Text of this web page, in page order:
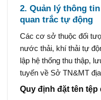
2. Quản lý thông
quan trắc tự động
Các cơ sở thuộc đối
nước thải, khí thải tự
lập hệ thống thu thập,
tuyến về Sở TN&MT
Quy định đặt tên